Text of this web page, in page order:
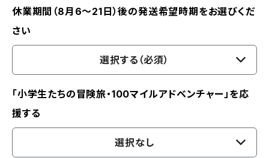
休業期間（8月6〜21日）後の発送希望時期をお選びくだ
さい
選択する（必須）
「小学生たちの冒険旅・100マイルアドベンチャー」を応
援する
選択なし